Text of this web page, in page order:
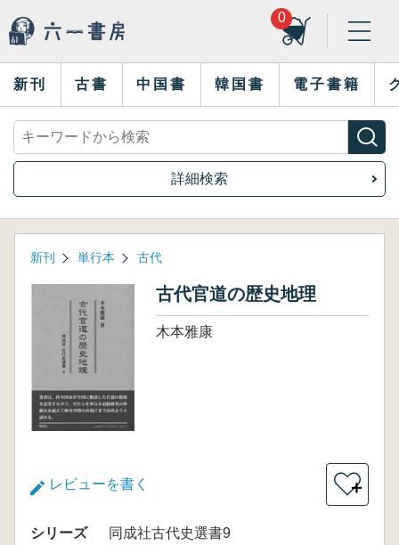
0
新刊 古書 中国書 韓国書 電子書籍
詳細検索
新刊 単行本 古代
古代官道の歴史地理
木本雅康
レビューを書く ＋
シリーズ
同成社古代史選書9